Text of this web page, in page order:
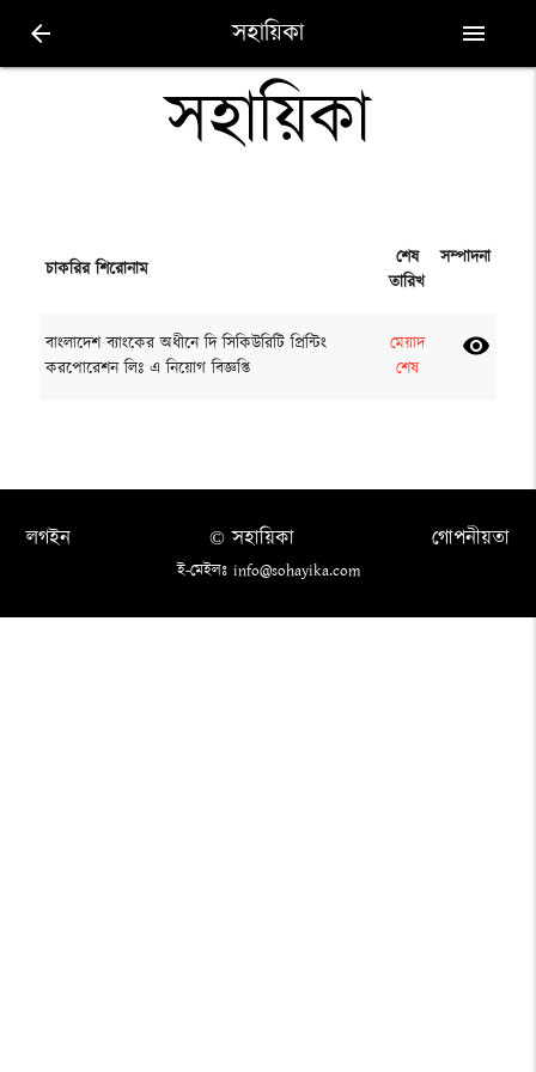
arrow_back সহায়িকা menu
সহায়িকা
চাকরির শিরোনাম
শেষ
তারিখ
সম্পাদনা
বাংলাদেশ ব্যাংকের অধীনে দি সিকিউরিটি প্রিন্টিং
করপোরেশন লিঃ এ নিয়োগ বিজ্ঞপ্তি
মেয়াদ
শেষ
visibility
লগইন গোপনীয়তা
© সহায়িকা
ই-মেইলঃ info@sohayika.com